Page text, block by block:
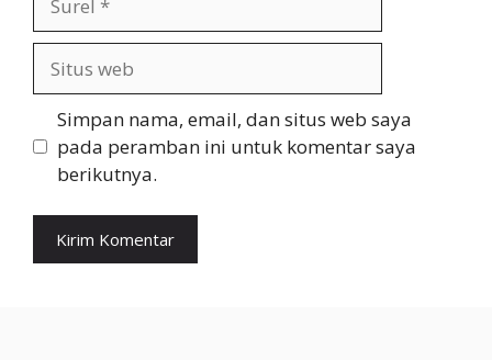
web
Simpan nama, email, dan situs web saya
pada peramban ini untuk komentar saya
berikutnya.